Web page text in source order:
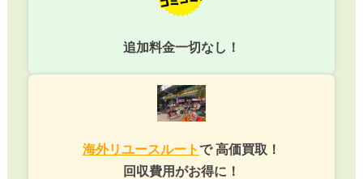
追加料金一切なし！
海外リユースルートで 高価買取！
回収費用がお得に！